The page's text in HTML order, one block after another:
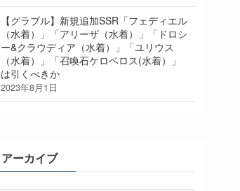
【グラブル】新規追加SSR「フェディエル
（水着）」「アリーザ（水着）」「ドロシ
ー&クラウディア（水着）」「ユリウス
（水着）」「召喚石ケロベロス(水着）」
は引くべきか
2023年8月1日
アーカイブ